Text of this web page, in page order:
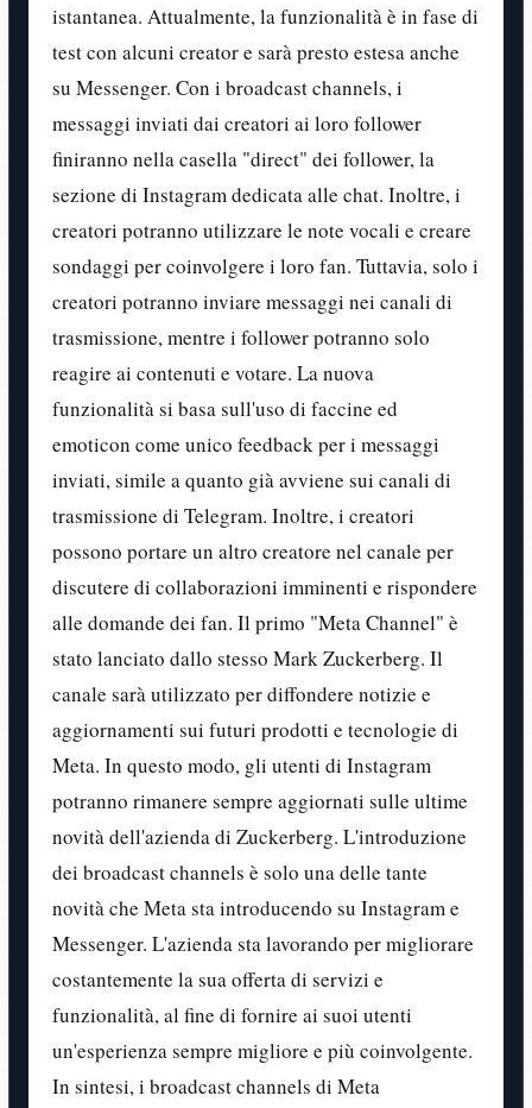
istantanea. Attualmente, la funzionalità è in fase di
test con alcuni creator e sarà presto estesa anche
su Messenger. Con i broadcast channels, i
messaggi inviati dai creatori ai loro follower
finiranno nella casella "direct" dei follower, la
sezione di Instagram dedicata alle chat. Inoltre, i
creatori potranno utilizzare le note vocali e creare
sondaggi per coinvolgere i loro fan. Tuttavia, solo i
creatori potranno inviare messaggi nei canali di
trasmissione, mentre i follower potranno solo
reagire ai contenuti e votare. La nuova
funzionalità si basa sull'uso di faccine ed
emoticon come unico feedback per i messaggi
inviati, simile a quanto già avviene sui canali di
trasmissione di Telegram. Inoltre, i creatori
possono portare un altro creatore nel canale per
discutere di collaborazioni imminenti e rispondere
alle domande dei fan. Il primo "Meta Channel" è
stato lanciato dallo stesso Mark Zuckerberg. Il
canale sarà utilizzato per diffondere notizie e
aggiornamenti sui futuri prodotti e tecnologie di
Meta. In questo modo, gli utenti di Instagram
potranno rimanere sempre aggiornati sulle ultime
novità dell'azienda di Zuckerberg. L'introduzione
dei broadcast channels è solo una delle tante
novità che Meta sta introducendo su Instagram e
Messenger. L'azienda sta lavorando per migliorare
costantemente la sua offerta di servizi e
funzionalità, al fine di fornire ai suoi utenti
un'esperienza sempre migliore e più coinvolgente.
In sintesi, i broadcast channels di Meta